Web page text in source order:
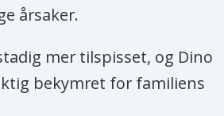
årsaker.
mer tilspisset, og Dino
bekymret for familiens